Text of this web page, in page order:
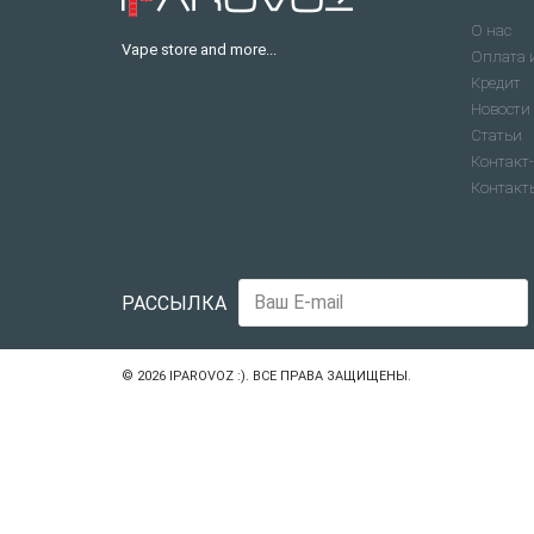
Vape store and more...
О нас
Оплата
Кредит
Новости
Статьи
РАССЫЛКА
© 2026 IPAROVOZ :) . ВСЕ ПРАВА ЗАЩИЩЕНЫ.